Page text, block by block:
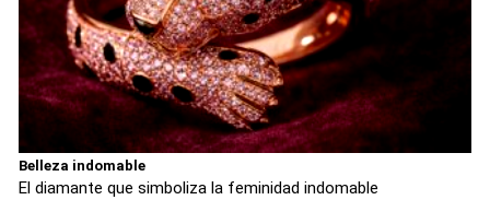
Belleza indomable
El diamante que simboliza la feminidad indomable